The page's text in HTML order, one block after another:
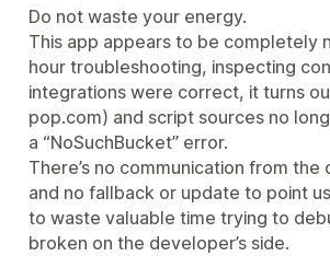
Do not waste your energy.
This app appears to be completely
hour troubleshooting, inspecting
integrations were correct, it turns
pop.com) and script sources no
a “NoSuchBucket” error.
There’s no communication from
and no fallback or update to point
to waste valuable time trying to
broken on the developer’s side.